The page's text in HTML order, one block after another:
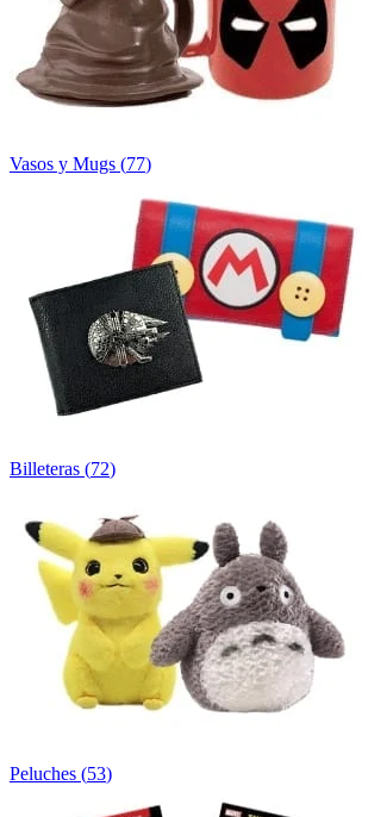
Vasos y Mugs (77)
Billeteras (72)
Peluches (53)